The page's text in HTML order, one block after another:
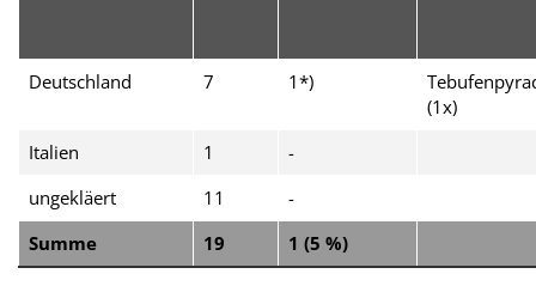
Deutschland 7 1*)
(1x)
Italien
1
-
ungekläert
11
-
Summe
19 1 (5 %)